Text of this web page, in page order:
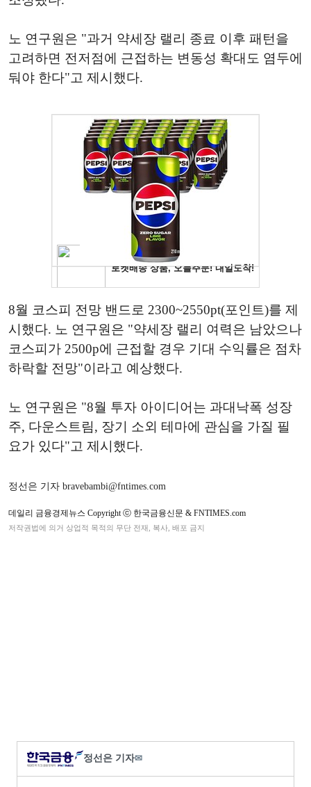
노 연구원은 "과거 약세장 랠리 종료 이후 패턴을
고려하면 전저점에 근접하는 변동성 확대도 염두에
둬야 한다"고 제시했다.
8월 코스피 전망 밴드로 2300~2550pt(포인트)를 제
시했다. 노 연구원은 "약세장 랠리 여력은 남았으나
코스피가 2500p에 근접할 경우 기대 수익률은 점차
하락할 전망"이라고 예상했다.
노 연구원은 "8월 투자 아이디어는 과대낙폭 성장
주, 다운스트림, 장기 소외 테마에 관심을 가질 필
요가 있다"고 제시했다.
정선은 기자 bravebambi@fntimes.com
데일리 금융경제뉴스 Copyright ⓒ 한국금융신문 & FNTIMES.com
저작권법에 의거 상업적 목적의 무단 전재, 복사, 배포 금지
정선은 기자✉